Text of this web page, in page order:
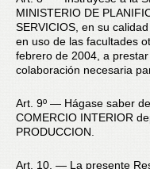
MINISTERIO DE
SERVICIOS, en su
en uso de las facultades
febrero de 2004, a
colaboración necesaria
Art. 9º — Hágase saber
COMERCIO INTERIOR
PRODUCCION.
Art. 10. — La presente